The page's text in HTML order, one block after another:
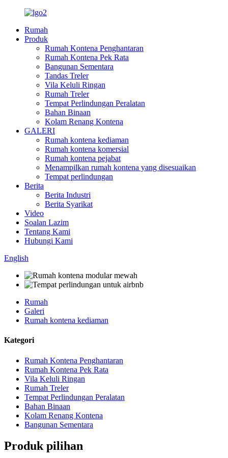
Rumah
Produk
Rumah Kontena Penghantaran
Rumah Kontena Pek Rata
Bangunan Sementara
Tandas Treler
Vila Keluli Ringan
Rumah Treler
Tempat Perlindungan Peralatan
Bahan Binaan
Kolam Renang Kontena
GALERI
Rumah kontena kediaman
Rumah kontena komersial
Rumah kontena pejabat
Menampilkan rumah kontena yang disesuaikan
Tempat perlindungan
Berita
Berita Industri
Berita Syarikat
Video
Soalan Lazim
Tentang Kami
Hubungi Kami
English
Rumah
Galeri
Rumah kontena kediaman
Kategori
Rumah Kontena Penghantaran
Rumah Kontena Pek Rata
Vila Keluli Ringan
Rumah Treler
Tempat Perlindungan Peralatan
Bahan Binaan
Kolam Renang Kontena
Bangunan Sementara
Produk pilihan